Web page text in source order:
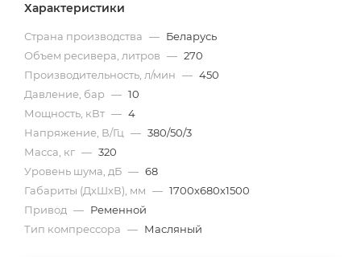
Характеристики
Страна производства — Беларусь
Объем ресивера, литров — 270
Производительность, л/мин — 450
Давление, бар — 10
Мощность, кВт — 4
Напряжение, В/Гц — 380/50/3
Масса, кг — 320
Уровень шума, дБ — 68
Габариты (ДхШхВ), мм — 1700х680х1500
Привод — Ременной
Тип компрессора — Масляный